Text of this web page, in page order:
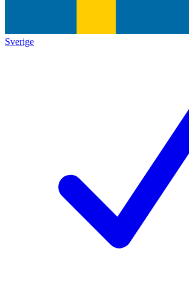
Sverige